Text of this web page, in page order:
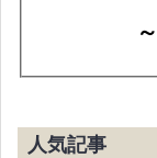
～
人気記事